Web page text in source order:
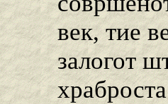
век, тие
залогот